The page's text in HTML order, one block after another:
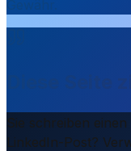
Sie schreiben
LinkedIn-Post?